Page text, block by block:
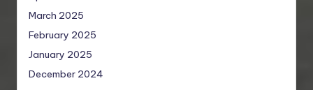
March 2025
February 2025
January 2025
December 2024